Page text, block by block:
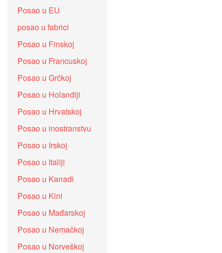
Posao u EU
posao u fabrici
Posao u Finskoj
Posao u Francuskoj
Posao u Grčkoj
Posao u Holandiji
Posao u Hrvatskoj
Posao u inostranstvu
Posao u Irskoj
Posao u Italiji
Posao u Kanadi
Posao u Kini
Posao u Mađarskoj
Posao u Nemačkoj
Posao u Norveškoj